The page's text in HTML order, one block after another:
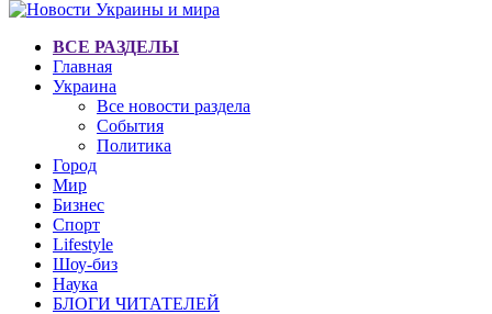
ВСЕ РАЗДЕЛЫ
Главная
Украина
Все новости раздела
События
Политика
Город
Мир
Бизнес
Спорт
Lifestyle
Шоу-биз
Наука
БЛОГИ ЧИТАТЕЛЕЙ